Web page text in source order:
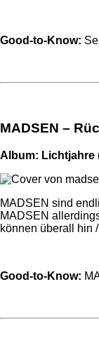
Good-to-Know:
MADSEN –
Album: Lichtjahre
MADSEN sind
MADSEN
können überall hin
Good-to-Know: